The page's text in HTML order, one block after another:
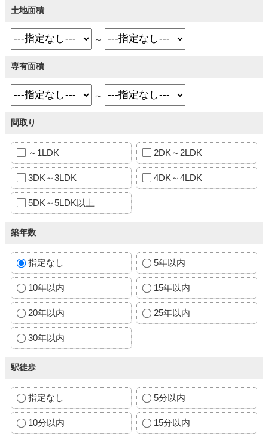
土地面積
～
専有面積
～
間取り
～1LDK 2DK～2LDK
3DK～3LDK 4DK～4LDK
5DK～5LDK以上
築年数
指定なし 5年以内
10年以内 15年以内
20年以内 25年以内
30年以内
駅徒歩
指定なし 5分以内
10分以内 15分以内